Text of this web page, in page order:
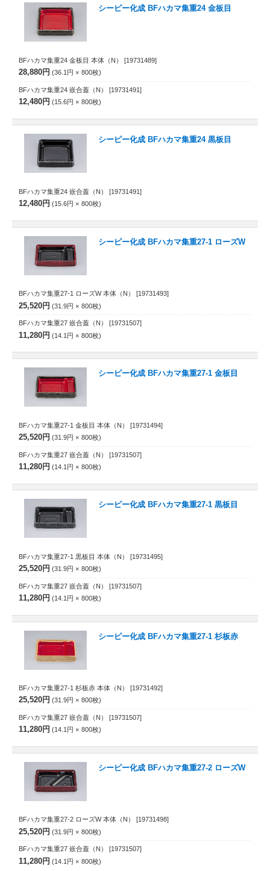
シーピー化成 BFハカマ集重24 金板目
BFハカマ集重24 金板目 本体（N） [19731489]
28,880円 36.1円 800枚
BFハカマ集重24 嵌合蓋（N） [19731491]
12,480円 15.6円 800枚
シーピー化成 BFハカマ集重24 黒板目
BFハカマ集重24 嵌合蓋（N） [19731491]
12,480円 15.6円 800枚
シーピー化成 BFハカマ集重27-1 ローズW
BFハカマ集重27-1 ローズW 本体（N） [19731493]
25,520円 31.9円 800枚
BFハカマ集重27 嵌合蓋（N） [19731507]
11,280円 14.1円 800枚
シーピー化成 BFハカマ集重27-1 金板目
BFハカマ集重27-1 金板目 本体（N） [19731494]
25,520円 31.9円 800枚
BFハカマ集重27 嵌合蓋（N） [19731507]
11,280円 14.1円 800枚
シーピー化成 BFハカマ集重27-1 黒板目
BFハカマ集重27-1 黒板目 本体（N） [19731495]
25,520円 31.9円 800枚
BFハカマ集重27 嵌合蓋（N） [19731507]
11,280円 14.1円 800枚
シーピー化成 BFハカマ集重27-1 杉板赤
BFハカマ集重27-1 杉板赤 本体（N） [19731492]
25,520円 31.9円 800枚
BFハカマ集重27 嵌合蓋（N） [19731507]
11,280円 14.1円 800枚
シーピー化成 BFハカマ集重27-2 ローズW
BFハカマ集重27-2 ローズW 本体（N） [19731498]
25,520円 31.9円 800枚
BFハカマ集重27 嵌合蓋（N） [19731507]
11,280円 14.1円 800枚